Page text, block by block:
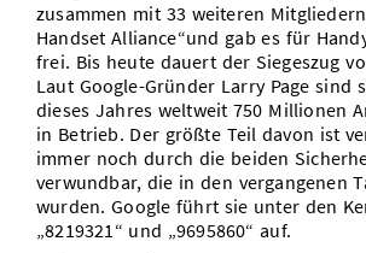
Vom Studium in den Beruf
Study Scheduler
Bibliothek
Open Science/Open Access
Start-ups
IT-Themenabend
Ranking
Zahlen & Fakten
Preise, Auszeichnungen und
Kontakt
SIC Merchandise
SIC Podcast
Anfahrt
AnsprechpartnerInnen, Personen,
Termine, Vorträge und Veranstaltungen
Alumni
zusammen mit 33 weiteren
Handset Alliance“und gab es für
frei. Bis heute dauert der Siegeszug
Laut Google-Gründer Larry Page sind
dieses Jahres weltweit 750 Millionen
in Betrieb. Der größte Teil davon ist
immer noch durch die beiden
verwundbar, die in den vergangenen
wurden. Google führt sie unter den
„8219321“ und „9695860“ auf.